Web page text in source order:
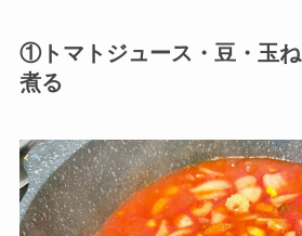
①トマトジュース・豆・玉
煮る